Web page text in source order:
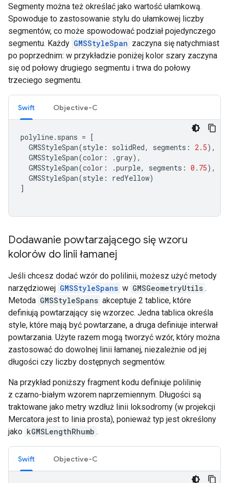
Segmenty można też określać jako wartość ułamkową.
Spowoduje to zastosowanie stylu do ułamkowej liczby
segmentów, co może spowodować podział pojedynczego
segmentu. Każdy GMSStyleSpan zaczyna się natychmiast
po poprzednim: w przykładzie poniżej kolor szary zaczyna
się od połowy drugiego segmentu i trwa do połowy
trzeciego segmentu.
Swift Objective-C
polyline. spans =
[
GMSStyleSpan(style : solidRed, segments : 2.5),
GMSStyleSpan(color : .gray),
GMSStyleSpan(color : .purple, segments : 0.75),
GMSStyleSpan(style : redYellow)
]
Dodawanie powtarzającego się wzoru
kolorów do linii łamanej
Jeśli chcesz dodać wzór do polilinii, możesz użyć metody
narzędziowej GMSStyleSpans w GMSGeometryUtils .
Metoda GMSStyleSpans akceptuje 2 tablice, które
definiują powtarzający się wzorzec. Jedna tablica określa
style, które mają być powtarzane, a druga definiuje interwał
powtarzania. Użyte razem mogą tworzyć wzór, który można
zastosować do dowolnej linii łamanej, niezależnie od jej
długości czy liczby dostępnych segmentów.
Na przykład poniższy fragment kodu definiuje polilinię
z czarno-białym wzorem naprzemiennym. Długości są
traktowane jako metry wzdłuż linii loksodromy (w projekcji
Mercatora jest to linia prosta), ponieważ typ jest określony
jako kGMSLengthRhumb .
Swift Objective-C